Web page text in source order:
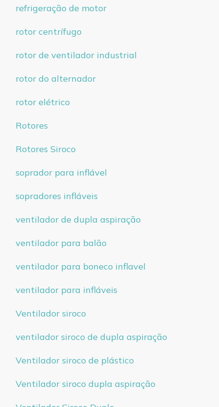
refrigeração de motor
rotor centrífugo
rotor de ventilador industrial
rotor do alternador
rotor elétrico
Rotores
Rotores Siroco
soprador para inflável
sopradores infláveis
ventilador de dupla aspiração
ventilador para balão
ventilador para boneco inflavel
ventilador para infláveis
Ventilador siroco
ventilador siroco de dupla aspiração
Ventilador siroco de plástico
Ventilador siroco dupla aspiração